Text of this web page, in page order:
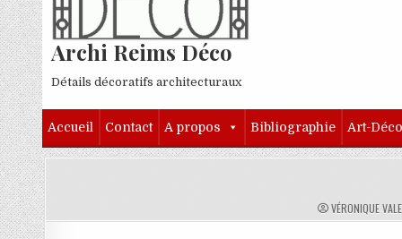
Archi Reims Déco
Détails décoratifs architecturaux
Accueil Contact A propos Bibliographie Art-Déco
AUTHOR:
VÉRONIQUE